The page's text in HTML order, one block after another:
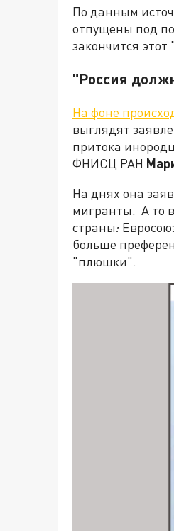
По данным
отпущены под
закончится
"Россия
На фоне
выглядят
притока
ФНИСЦ РАН
На днях она
мигранты. А то
страны:
больше
"плюшки".